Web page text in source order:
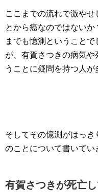
ここまでの流れで激や
とから癌なのではないか
までも憶測ということ
が、有賀さつきの病気
うことに疑問を持つ人が
そしてその憶測がはっ
のことについて書いてい
有賀さつきが死亡